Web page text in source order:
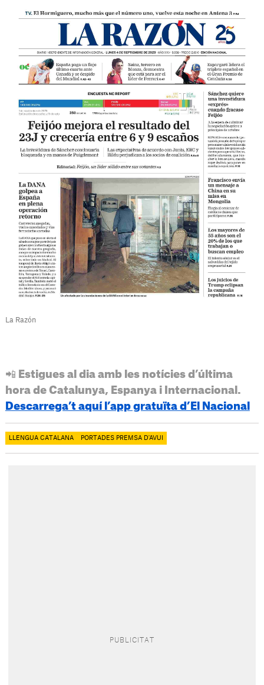
La Razón
📲 Estigues al dia amb les notícies d’última
hora de Catalunya, Espanya i Internacional.
Descarrega’t aquí l’app gratuïta d’El Nacional
LLENGUA CATALANA PORTADES PREMSA D'AVUI